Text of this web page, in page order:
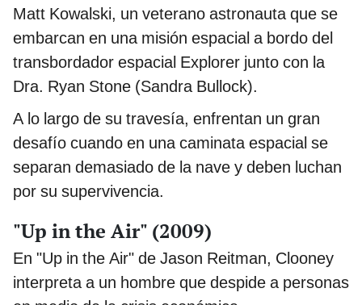
Matt Kowalski, un veterano astronauta que se
embarcan en una misión espacial a bordo del
transbordador espacial Explorer junto con la
Dra. Ryan Stone (Sandra Bullock).
A lo largo de su travesía, enfrentan un gran
desafío cuando en una caminata espacial se
separan demasiado de la nave y deben luchan
por su supervivencia.
"Up in the Air" (2009)
En "Up in the Air" de Jason Reitman, Clooney
interpreta a un hombre que despide a personas